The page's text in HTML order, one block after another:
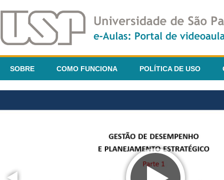
SOBRE COMO FUNCIONA POLÍTICA DE USO